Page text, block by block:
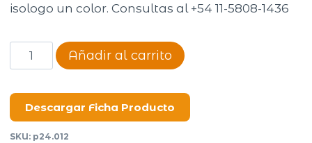
isologo un color. Consultas al +54 11-5808-1436
Necessaire
Barber
Añadir al carrito
Descargar Ficha Producto
SKU: p24.012